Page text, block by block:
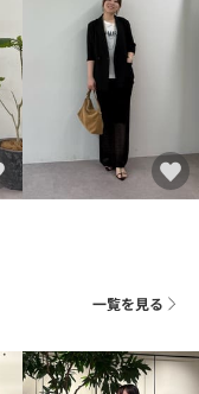
一覧を見る